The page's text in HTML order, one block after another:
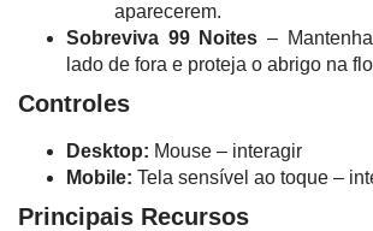
aparecerem.
Sobreviva 99 Noites –
lado de fora e proteja o abrigo na
Controles
Desktop: Mouse – interagir
Mobile: Tela sensível ao toque –
Principais Recursos